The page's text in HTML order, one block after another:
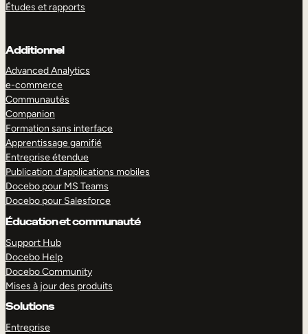
Études et rapports
Additionnel
Advanced Analytics
e-commerce
Communautés
Companion
Formation sans interface
Apprentissage gamifié
Entreprise étendue
Publication d’applications mobiles
Docebo pour MS Teams
Docebo pour Salesforce
Éducation et communauté
Support Hub
Docebo Help
Docebo Community
Mises à jour des produits
Solutions
Entreprise